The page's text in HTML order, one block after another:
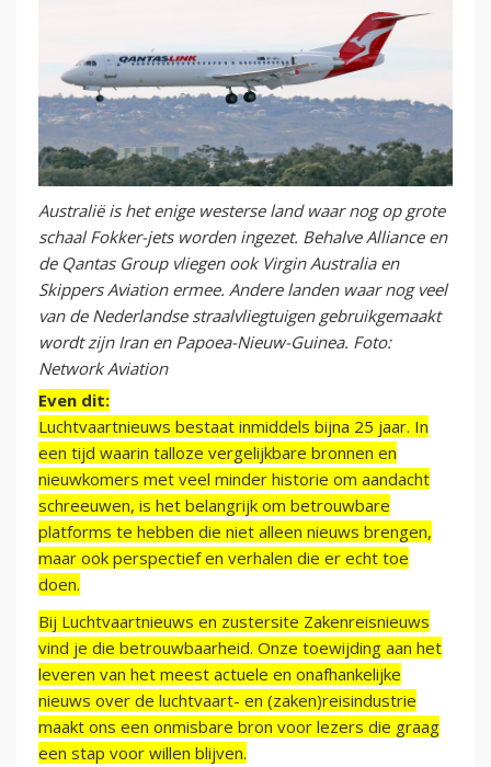
Australië is het enige westerse land waar nog op grote
schaal Fokker-jets worden ingezet. Behalve Alliance en
de Qantas Group vliegen ook Virgin Australia en
Skippers Aviation ermee. Andere landen waar nog veel
van de Nederlandse straalvliegtuigen gebruikgemaakt
wordt zijn Iran en Papoea-Nieuw-Guinea. Foto:
Network Aviation
Even dit:
Luchtvaartnieuws bestaat inmiddels bijna 25 jaar. In
een tijd waarin talloze vergelijkbare bronnen en
nieuwkomers met veel minder historie om aandacht
schreeuwen, is het belangrijk om betrouwbare
platforms te hebben die niet alleen nieuws brengen,
maar ook perspectief en verhalen die er echt toe
doen.
Bij Luchtvaartnieuws en zustersite Zakenreisnieuws
vind je die betrouwbaarheid. Onze toewijding aan het
leveren van het meest actuele en onafhankelijke
nieuws over de luchtvaart- en (zaken)reisindustrie
maakt ons een onmisbare bron voor lezers die graag
een stap voor willen blijven.